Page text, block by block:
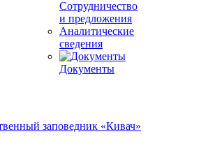
Сотрудничество
и предложения
Аналитические
сведения
Документы